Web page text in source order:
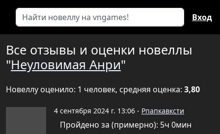
Вход
Все отзывы и оценки новеллы
"Неуловимая Анри"
Новеллу оценило: 1 человек, средняя оценка: 3,80
4 сентября 2024 г. 13:06 - Рпапкавксти
Пройдено за (примерно): 5ч 0мин